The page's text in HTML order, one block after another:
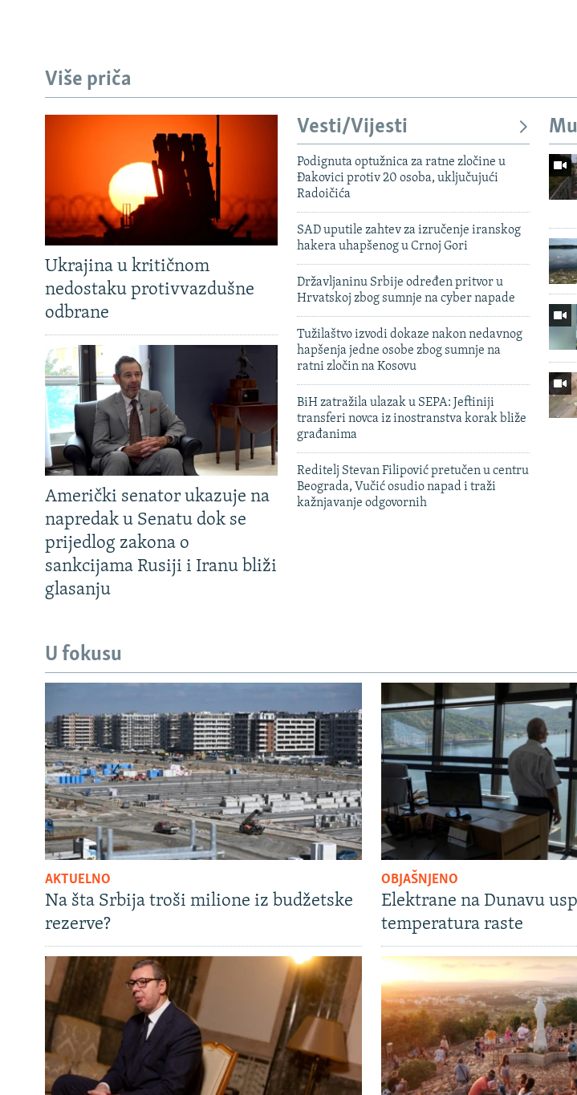
Više priča
Ukrajina u kritičnom
nedostaku protivvazdušne
odbrane
Američki senator ukazuje na
napredak u Senatu dok se
prijedlog zakona o
sankcijama Rusiji i Iranu bliži
glasanju
Vesti/Vijesti
Podignuta optužnica za ratne zločine u
Đakovici protiv 20 osoba, uključujući
Radoičića
SAD uputile zahtev za izručenje iranskog
hakera uhapšenog u Crnoj Gori
Državljaninu Srbije određen pritvor u
Hrvatskoj zbog sumnje na cyber napade
Tužilaštvo izvodi dokaze nakon nedavnog
hapšenja jedne osobe zbog sumnje na
ratni zločin na Kosovu
BiH zatražila ulazak u SEPA: Jeftiniji
transferi novca iz inostranstva korak bliže
građanima
Reditelj Stevan Filipović pretučen u centru
Beograda, Vučić osudio napad i traži
kažnjavanje odgovornih
U fokusu
AKTUELNO
Na šta Srbija troši milione iz budžetske
rezerve?
OBJAŠNJENO
Elektrane na Dunavu
temperatura raste